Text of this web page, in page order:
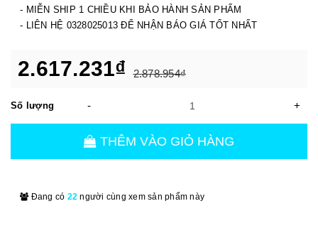
- MIỄN SHIP 1 CHIỀU KHI BẢO HÀNH SẢN PHẨM
- LIÊN HỆ 0328025013 ĐỂ NHẬN BÁO GIÁ TỐT NHẤT
2.617.231₫ 2.878.954₫
Số lượng - +
THÊM VÀO GIỎ HÀNG
Đang có 22 người cùng xem sản phẩm này